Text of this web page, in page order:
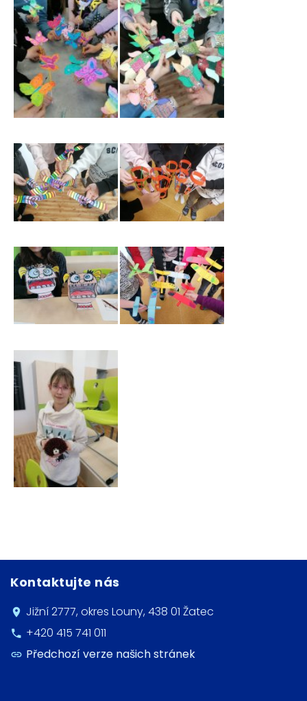
Kontaktujte nás
Jižní 2777, okres Louny, 438 01 Žatec
+420 415 741 011
Předchozí verze našich stránek